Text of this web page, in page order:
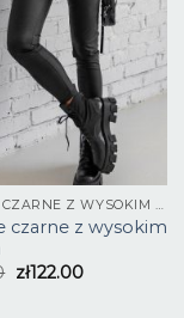
SPODNIE CZARNE Z WYSOKIM STANEM
czarne z wysokim
zł122.00